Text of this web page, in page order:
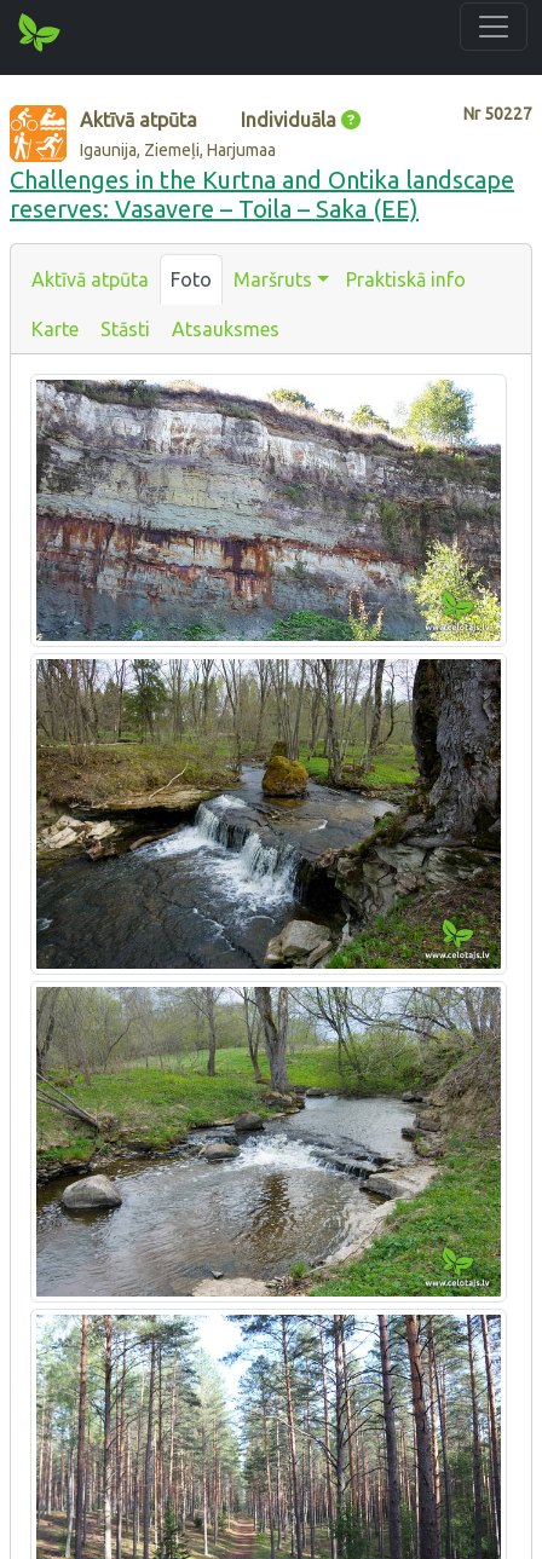
Nr50227
Aktīvā atpūta Individuāla
Igaunija, Ziemeļi, Harjumaa
Challenges in the Kurtna and Ontika landscape
reserves: Vasavere – Toila – Saka (EE)
Aktīvā atpūta Foto Maršruts Praktiskā info
Karte Stāsti Atsauksmes